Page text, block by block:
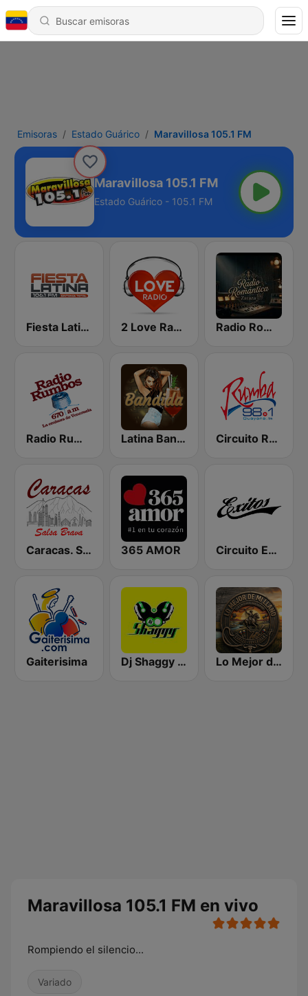
Emisoras Estado Guárico Maravillosa 105.1 FM
Maravillosa 105.1 FM
Estado Guárico - 105.1 FM
Fiesta Latina 106.1 FM 2 Love Radio Radio Romántica
Radio Rumbos Latina Bandida! Circuito Rumba - Guayana
Caracas. Salsa Brava... 365 AMOR Circuito Exitos 99.9 FM
Gaiterisima Dj Shaggy Venezuela Lo Mejor de Mi Llano
Maravillosa 105.1 FM en vivo
Rompiendo el silencio...
Variado